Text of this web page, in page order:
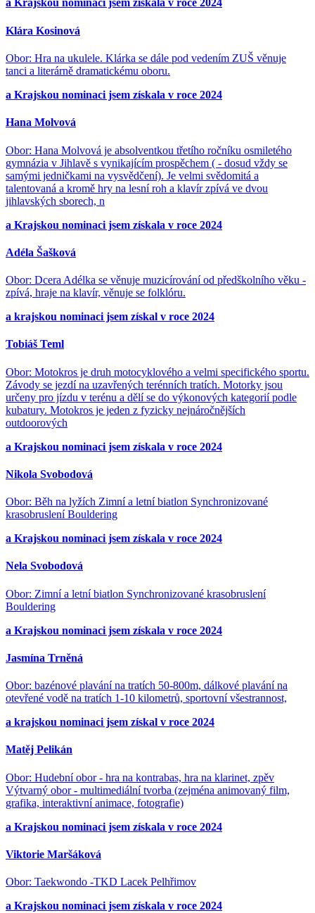
a Krajskou nominaci jsem získala v roce 2024
Klára Kosinová
Obor: Hra na ukulele. Klárka se dále pod vedením ZUŠ věnuje
tanci a literárně dramatickému oboru.
a Krajskou nominaci jsem získala v roce 2024
Hana Molvová
Obor: Hana Molvová je absolventkou třetího ročníku osmiletého
gymnázia v Jihlavě s vynikajícím prospěchem ( - dosud vždy se
samými jedničkami na vysvědčení). Je velmi svědomitá a
talentovaná a kromě hry na lesní roh a klavír zpívá ve dvou
jihlavských sborech, n
a Krajskou nominaci jsem získala v roce 2024
Adéla Šašková
Obor: Dcera Adélka se věnuje muzicírování od předškolního věku -
zpívá, hraje na klavír, věnuje se folklóru.
a krajskou nominaci jsem získal v roce 2024
Tobiáš Teml
Obor: Motokros je druh motocyklového a velmi specifického sportu.
Závody se jezdí na uzavřených terénních tratích. Motorky jsou
určeny pro jízdu v terénu a dělí se do výkonových kategorií podle
kubatury. Motokros je jeden z fyzicky nejnáročnějších
outdoorových
a Krajskou nominaci jsem získala v roce 2024
Nikola Svobodová
Obor: Běh na lyžích Zimní a letní biatlon Synchronizované
krasobruslení Bouldering
a Krajskou nominaci jsem získala v roce 2024
Nela Svobodová
Obor: Zimní a letní biatlon Synchronizované krasobruslení
Bouldering
a Krajskou nominaci jsem získala v roce 2024
Jasmína Trněná
Obor: bazénové plavání na tratích 50-800m, dálkové plavání na
otevřené vodě na tratích 1-10 kilometrů, sportovní všestrannost,
a krajskou nominaci jsem získal v roce 2024
Matěj Pelikán
Obor: Hudební obor - hra na kontrabas, hra na klarinet, zpěv
Výtvarný obor - multimediální tvorba (zejména animovaný film,
grafika, interaktivní animace, fotografie)
a Krajskou nominaci jsem získala v roce 2024
Viktorie Maršáková
Obor: Taekwondo -TKD Lacek Pelhřimov
a Krajskou nominaci jsem získala v roce 2024